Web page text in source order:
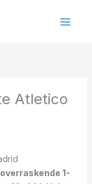
Atletico
1-